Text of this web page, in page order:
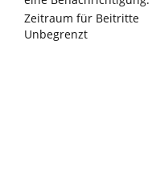
Zeitraum für Beitritte
Unbegrenzt